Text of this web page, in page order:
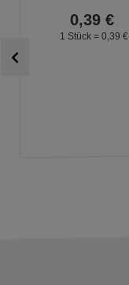
0,39 €
1 Stück = 0, 39 €